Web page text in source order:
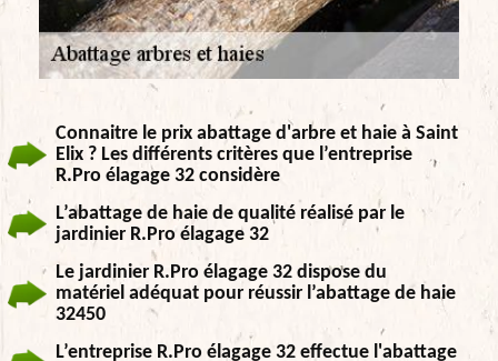
Connaitre le prix abattage d'arbre et haie à Saint
Elix ? Les différents critères que l’entreprise
R.Pro élagage 32 considère
L’abattage de haie de qualité réalisé par le
jardinier R.Pro élagage 32
Le jardinier R.Pro élagage 32 dispose du
matériel adéquat pour réussir l’abattage de haie
32450
L’entreprise R.Pro élagage 32 effectue l'abattage